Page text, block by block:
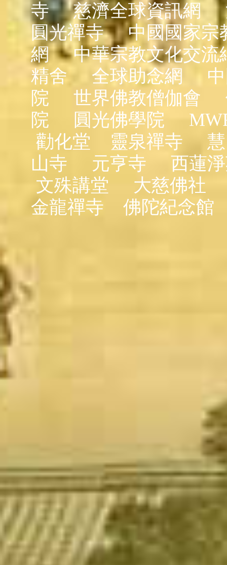
寺
慈濟全球資訊網
圓光禪寺
中國國家宗
網
中華宗教文化交流
精舍
全球助念網
院
世界佛教僧伽會
院
圓光佛學院
勸化堂
靈泉禪寺
山寺
元亨寺
西蓮
文殊講堂
大慈佛社
金龍禪寺
佛陀紀念館